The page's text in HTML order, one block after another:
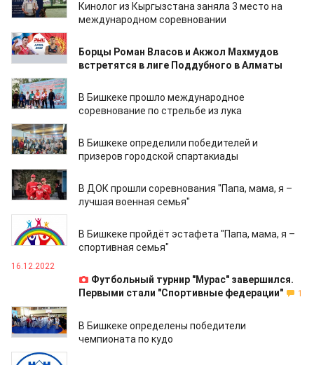
Кинолог из Кыргызстана заняла 3 место на
международном соревновании
18.04.2023
Борцы Роман Власов и Акжол Махмудов
встретятся в лиге Поддубного в Алматы
17.04.2023
В Бишкеке прошло международное
соревнование по стрельбе из лука
04.04.2023
В Бишкеке определили победителей и
призеров городской спартакиады
24.02.2023
В ДОК прошли соревнования "Папа, мама, я –
лучшая военная семья"
27.01.2023
В Бишкеке пройдёт эстафета "Папа, мама, я –
спортивная семья"
16.12.2022
Футбольный турнир "Мурас" завершился.
Первыми стали "Спортивные федерации"
1
29.11.2022
В Бишкеке определены победители
чемпионата по кудо
19.11.2022